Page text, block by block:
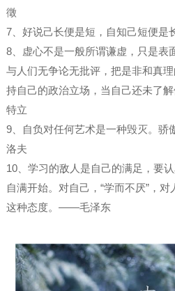
徵
7、好说己长便是短，自知己短便
8、虚心不是一般所谓谦虚，只是表
与人们无争论无批评，把是非和真
持自己的政治立场，当自己还未了
特立
9、自负对任何艺术是一种毁灭。
洛夫
10、学习的敌人是自己的满足，要
自满开始。对自己，“学而不厌”，对
这种态度。——毛泽东